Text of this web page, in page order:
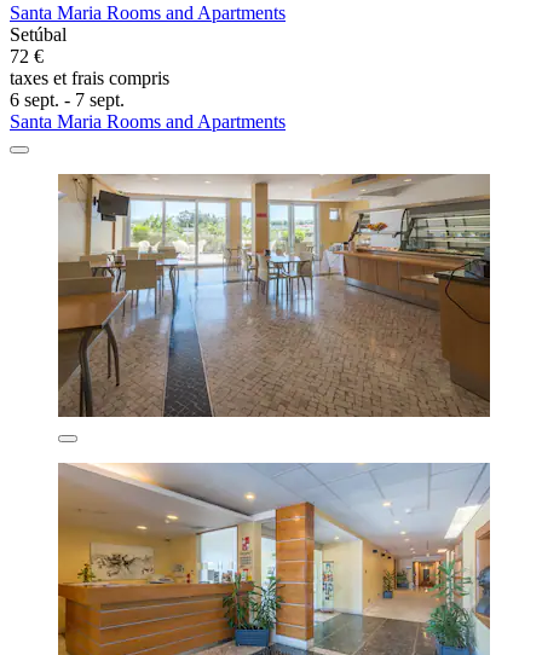
Santa Maria Rooms and Apartments
Setúbal
72 €
taxes et frais compris
6 sept. - 7 sept.
Santa Maria Rooms and Apartments